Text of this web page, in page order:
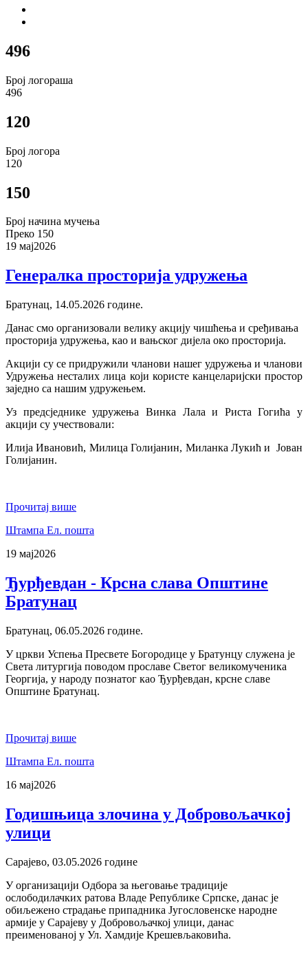
496
Број логораша
496
120
Број логора
120
150
Број начина мучења
Преко 150
19 мај2026
Генералка просторија удружења
Братунац, 14.05.2026 године.
Данас смо организовали велику акцију чишћења и сређивања
просторија удружења, као и вањског дијела око просторија.
Акцији су се придружили чланови нашег удружења и чланови
Удружења несталих лица који користе канцеларијски простор
заједно са нашим удружењем.
Уз предсједнике удружења Винка Лала и Риста Гогића у
акцији су учествовали:
Илија Ивановић, Милица Голијанин, Миланка Лукић и Јован
Голијанин.
Прочитај више
Штампа Ел. пошта
19 мај2026
Ђурђевдан - Крсна слава Општине
Братунац
Братунац, 06.05.2026 године.
У цркви Успења Пресвете Богородице у Братунцу служена је
Света литургија поводом прославе Светог великомученика
Георгија, у народу познатог као Ђурђевдан, крсне славе
Општине Братунац.
Прочитај више
Штампа Ел. пошта
16 мај2026
Годишњица злочина у Добровољачкој
улици
Сарајево, 03.05.2026 године
У организацији Одбора за његовање традиције
ослободилачких ратова Владе Републике Српске, данас је
обиљежено страдање припадника Југословенске народне
армије у Сарајеву у Добровољачкој улици, данас
преименованој у Ул. Хамдије Крешевљаковића.